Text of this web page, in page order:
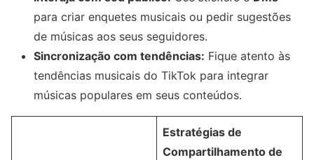
para criar enquetes musicais ou pedir sugestões
de músicas aos seus seguidores.
Sincronização com tendências: Fique atento às
tendências musicais do TikTok para integrar
músicas populares em seus conteúdos.
Estratégias de
Compartilhamento de